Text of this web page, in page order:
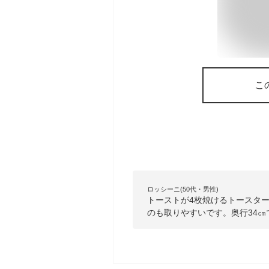
こ
ロッシーニ(50代・男性)
トーストが4枚焼けるトースタ
のも取りやすいです。奥行34㎝